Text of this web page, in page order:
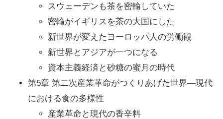
スウェーデンも茶を密輸していた
密輸がイギリスを茶の大国にした
新世界が変えたヨーロッパ人の労働観
新世界とアジアが一つになる
資本主義経済と砂糖の蜜月の時代
第5章 第二次産業革命がつくりあげた世界―現代
における食の多様性
産業革命と現代の香辛料